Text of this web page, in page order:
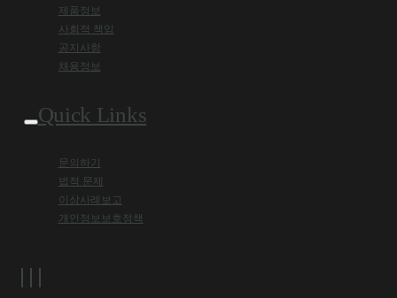
제품정보
사회적 책임
공지사항
채용정보
Quick Links
문의하기
법적 문제
이상사례보고
개인정보보호정책